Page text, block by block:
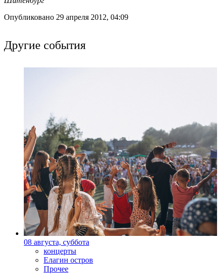
Опубликовано 29 апреля 2012, 04:09
Другие события
08 августа, суббота
концерты
Елагин остров
Прочее